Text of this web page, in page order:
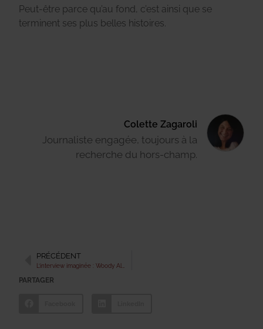
Peut-être parce qu’au fond, c’est ainsi que se
terminent ses plus belles histoires.
Colette Zagaroli
Journaliste engagée, toujours à la
recherche du hors-champ.
PRÉCÉDENT
PARTAGER